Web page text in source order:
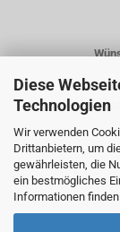
Diese
Technologien
Wir verwenden
Drittanbietern, um
gewährleisten, die
ein bestmögliches
Informationen